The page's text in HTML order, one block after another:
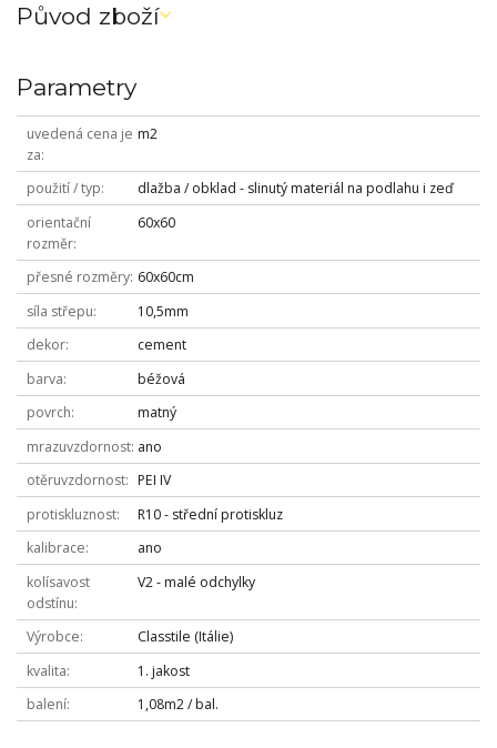
Původ zboží
Parametry
uvedená cena je
za
m2
použití / typ
dlažba / obklad - slinutý materiál na podlahu i zeď
orientační
rozměr
60x60
přesné rozměry 60x60cm
síla střepu
10,5mm
dekor
cement
barva
béžová
povrch
matný
mrazuvzdornost ano
otěruvzdornost
PEI IV
protiskluznost
R10 - střední protiskluz
kalibrace
ano
kolísavost
odstínu
V2 - malé odchylky
Výrobce
Classtile (Itálie)
kvalita
1. jakost
balení
1,08m2 / bal.